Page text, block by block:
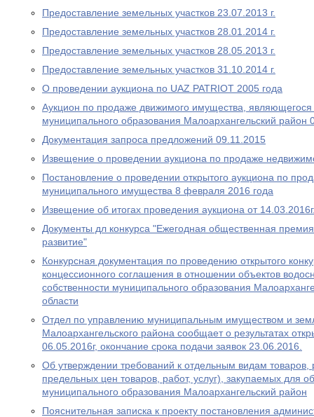
Предоставление земельных участков 23.07.2013 г.
Предоставление земельных участков 28.01.2014 г.
Предоставление земельных участков 28.05.2013 г.
Предоставление земельных участков 31.10.2014 г.
О проведении аукциона по UAZ PATRIOT 2005 года
Аукцион по продаже движимого имущества, являющегося
муниципального образования Малоархангельский район
Документация запроса предложений 09.11.2015
Извещение о проведении аукциона по продаже
Постановление о проведении открытого аукциона по
муниципального имущества 8 февраля 2016 года
Извещение об итогах проведения аукциона от
Документы дл конкурса "Ежегодная общественная
развитие"
Конкурсная документация по проведению открытого
концессионного соглашения в отношении объектов
собственности муниципального образования
области
Отдел по управлению муниципальным имуществом и
Малоархангельского района сообщает о результатах
06.05.2016г, окончание срока подачи заявок 23.06.2016.
Об утверждении требований к отдельным видам товаров,
предельных цен товаров, работ, услуг), закупаемых для
муниципального образования Малоархангельский район
Пояснительная записка к проекту постановления